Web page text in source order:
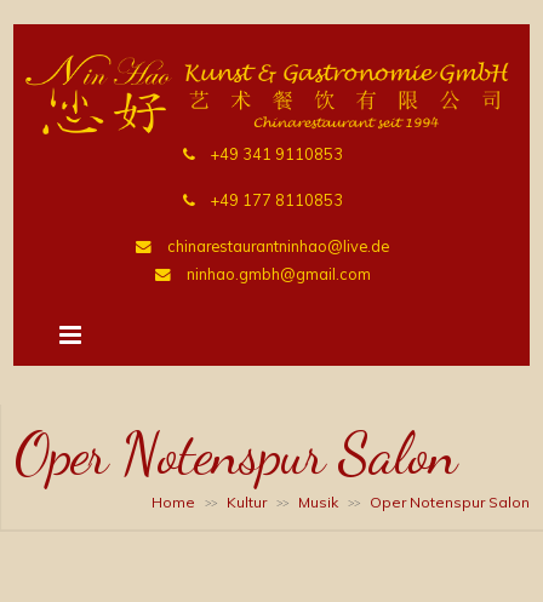
+49 341 9110853
+49 177 8110853
chinarestaurantninhao@live.de
ninhao.gmbh@gmail.com
Oper Notenspur Salon
Home >> Kultur >> Musik >> Oper Notenspur Salon